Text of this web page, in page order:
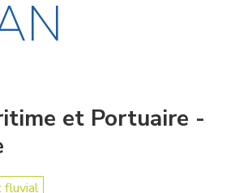
et Portuaire -
fluvial